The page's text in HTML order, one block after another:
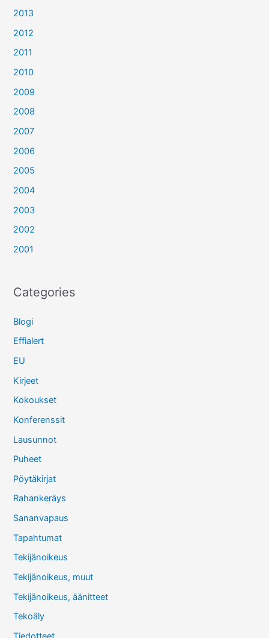
2013
2012
2011
2010
2009
2008
2007
2006
2005
2004
2003
2002
2001
Categories
Blogi
Effialert
EU
Kirjeet
Kokoukset
Konferenssit
Lausunnot
Puheet
Pöytäkirjat
Rahankeräys
Sananvapaus
Tapahtumat
Tekijänoikeus
Tekijänoikeus, muut
Tekijänoikeus, äänitteet
Tekoäly